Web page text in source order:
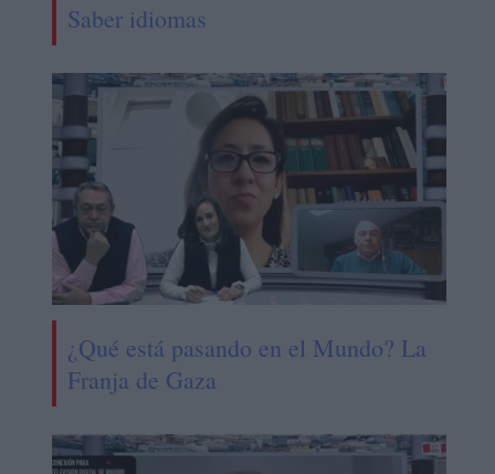
Saber idiomas
¿Qué está pasando en el Mundo? La
Franja de Gaza